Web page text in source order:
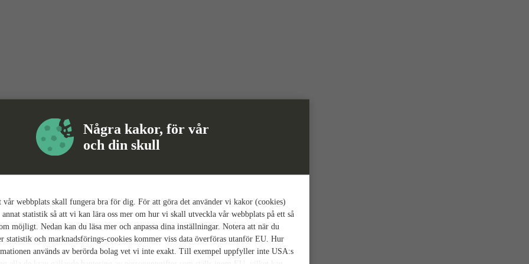
Några kakor, för vår
och din skull
webbplats skall fungera bra för dig. För att göra det använder vi kakor (cookies)
statistik så att vi kan lära oss mer om hur vi skall utveckla vår webbplats på ett så
möjligt. Nedan kan du läsa mer och anpassa dina inställningar. Notera att när du
statistik och marknadsförings-cookies kommer viss data överföras utanför EU. Hur
används av berörda bolag vet vi inte exakt. Till exempel uppfyller inte USA:s